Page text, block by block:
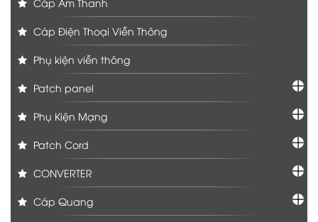
Cáp Âm Thanh
Cáp Điện Thoại Viễn Thông
Phụ kiện viễn thông
Patch panel
Phụ Kiện Mạng
Patch Cord
CONVERTER
Cáp Quang